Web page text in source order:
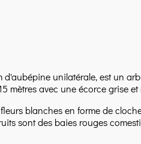
unilatérale, est un
mètres avec une écorce grise et
blanches en forme de
sont des baies rouges